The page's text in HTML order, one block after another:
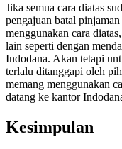
Jika semua cara diatas
pengajuan batal
menggunakan cara
lain seperti dengan
Indodana. Akan tetapi
terlalu ditanggapi oleh
memang menggunakan
datang ke kantor
Kesimpulan